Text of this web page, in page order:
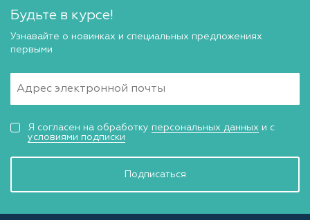
Будьте в курсе!
Узнавайте о новинках и специальных предложениях
первыми
Подписаться
Я согласен на обработку персональных данных и с
условиями подписки